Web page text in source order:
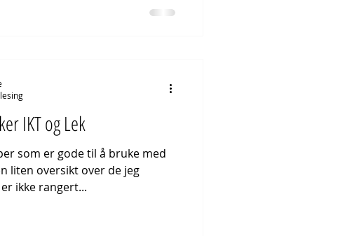
IKT og Lek
som er gode til å bruke med
liten oversikt over de jeg
ikke rangert...